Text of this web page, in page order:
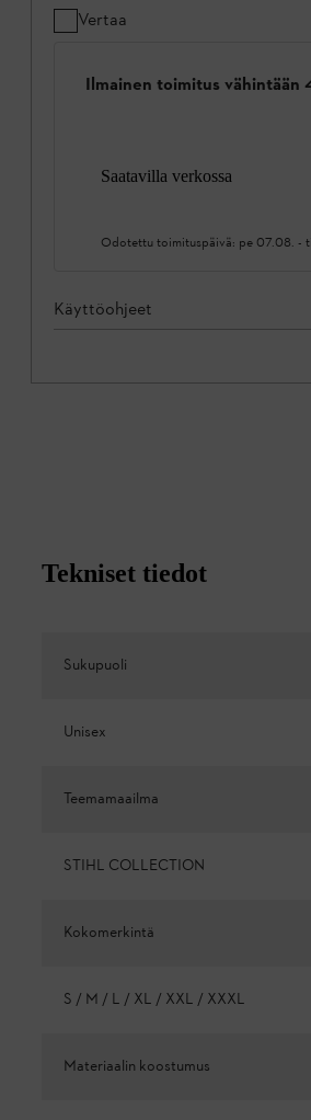
Vertaa
Ilmainen toimitus vähintään
Saatavilla verkossa
Odotettu toimituspäivä: pe 07.08. -
Käyttöohjeet
Tekniset tiedot
Sukupuoli
Unisex
Teemamaailma
STIHL COLLECTION
Kokomerkintä
S / M / L / XL / XXL / XXXL
Materiaalin koostumus